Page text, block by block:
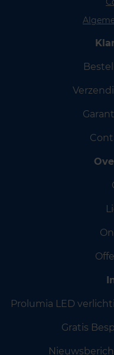
Prolumia LED
Gratis